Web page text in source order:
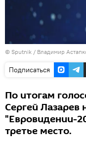
© Sputnik / Владимир
Подписаться
По итогам
Сергей Лазарев
"Евровидении-
третье место.